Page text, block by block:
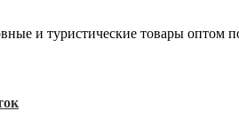
и туристические товары оптом